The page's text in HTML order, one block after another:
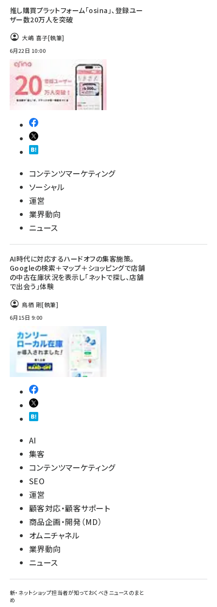
推し購買プラットフォーム「osina」、登録ユー
ザー数20万人を突破
大嶋 喜子[執筆]
6月22日 10:00
コンテンツマーケティング
ソーシャル
運営
業界動向
ニュース
AI時代に対応するハードオフの集客施策。
Googleの検索＋マップ＋ショッピングで店舗
の中古在庫状況を表示し「ネットで探し、店舗
で出会う」体験
鳥栖 剛[執筆]
6月15日 9:00
AI
集客
コンテンツマーケティング
SEO
運営
顧客対応・顧客サポート
商品企画・開発（MD）
オムニチャネル
業界動向
ニュース
新・ネットショップ担当者が知っておくべきニュースのまと
め